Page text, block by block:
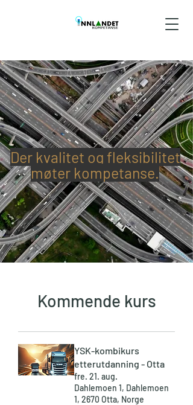
Der kvalitet og fleksibilitet
møter kompetanse.
Kommende kurs
YSK-kombikurs
etterutdanning - Otta
fre. 21. aug.
Dahlemoen 1, Dahlemoen
1, 2670 Otta, Norge